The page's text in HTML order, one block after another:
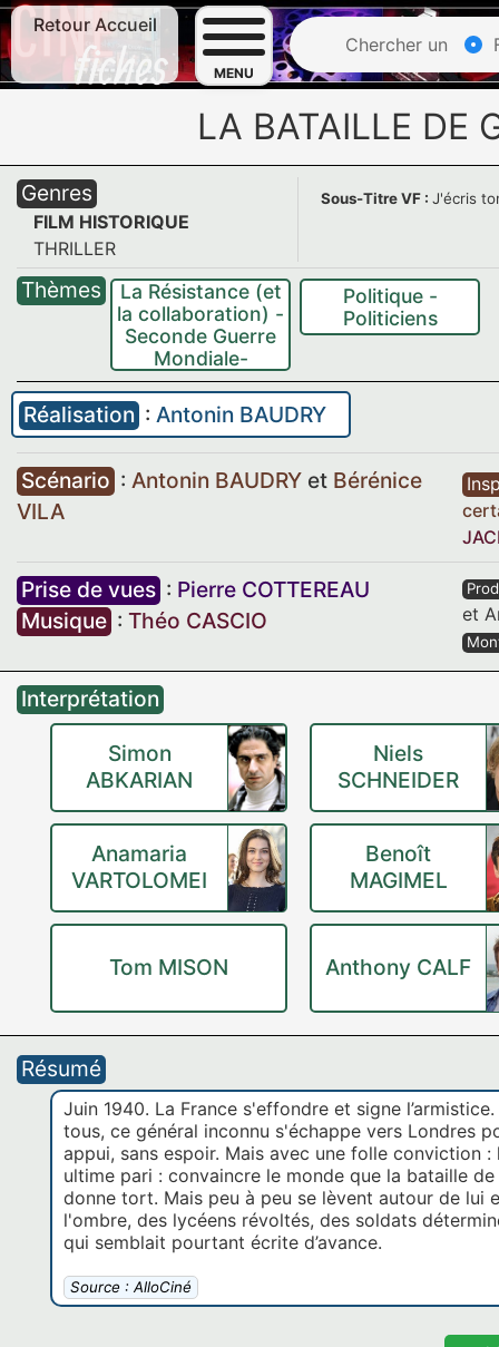
Retour Accueil
MENU
Chercher un
LA BATAILLE DE
Genres
FILM HISTORIQUE
THRILLER
Sous-Titre VF :J'écris
Thèmes
La Résistance (et
la collaboration) -
Seconde Guerre
Mondiale-
Politique -
Politiciens
Réalisation : Antonin BAUDRY
Scénario : Antonin BAUDRY et Bérénice
VILA
Prise de vues : Pierre COTTEREAU
Musique : Théo CASCIO et
Interprétation
Simon
ABKARIAN
Niels
SCHNEIDER
Anamaria
VARTOLOMEI
Benoît
MAGIMEL
Tom MISON Anthony CALF
Résumé
Juin 1940. La France s'effondre et signe
tous, ce général inconnu s'échappe vers Londres
appui, sans espoir. Mais avec une folle conviction
ultime pari : convaincre le monde que la bataille
donne tort. Mais peu à peu se lèvent autour de lui
l'ombre, des lycéens révoltés, des soldats
qui semblait pourtant écrite d’avance.
Source : AlloCiné